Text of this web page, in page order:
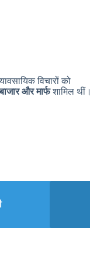
विचारों को
और मार्फशामिल थीं।